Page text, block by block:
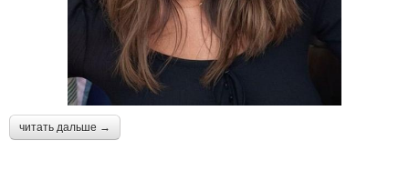
читать дальше →